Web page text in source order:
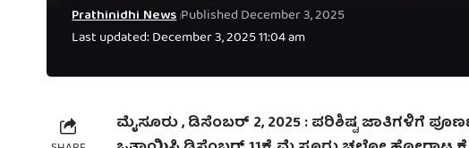
Last updated: December 3, 2025 11:04 am
Prathinidhi News Published December 3, 2025
ಮೈಸೂರು , ಡಿಸೆಂಬರ್‌ 2, 2025 : ಪರಿಶಿಷ್ಟ ಜಾತಿಗಳಿಗೆ